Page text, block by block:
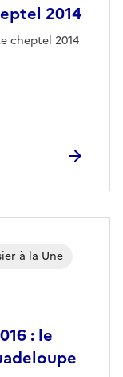
2014
cheptel 2014
: le
à la Une